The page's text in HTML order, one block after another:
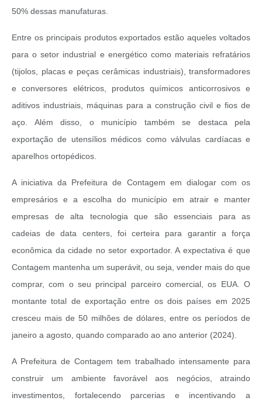
50% dessas manufaturas.
Entre os principais produtos exportados estão aqueles voltados
para o setor industrial e energético como materiais refratários
(tijolos, placas e peças cerâmicas industriais), transformadores
e conversores elétricos, produtos químicos anticorrosivos e
aditivos industriais, máquinas para a construção civil e fios de
aço. Além disso, o município também se destaca pela
exportação de utensílios médicos como válvulas cardíacas e
aparelhos ortopédicos.
A iniciativa da Prefeitura de Contagem em dialogar com os
empresários e a escolha do município em atrair e manter
empresas de alta tecnologia que são essenciais para as
cadeias de data centers, foi certeira para garantir a força
econômica da cidade no setor exportador. A expectativa é que
Contagem mantenha um superávit, ou seja, vender mais do que
comprar, com o seu principal parceiro comercial, os EUA. O
montante total de exportação entre os dois países em 2025
cresceu mais de 50 milhões de dólares, entre os períodos de
janeiro a agosto, quando comparado ao ano anterior (2024).
A Prefeitura de Contagem tem trabalhado intensamente para
construir um ambiente favorável aos negócios, atraindo
investimentos, fortalecendo parcerias e incentivando a